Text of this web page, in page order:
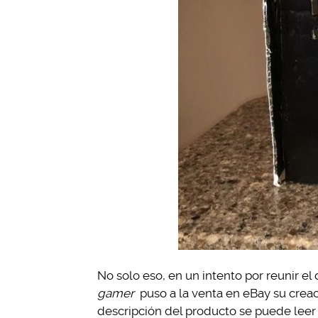
No solo eso, en un intento por reunir
gamer puso a la venta en eBay su
descripción del producto se puede